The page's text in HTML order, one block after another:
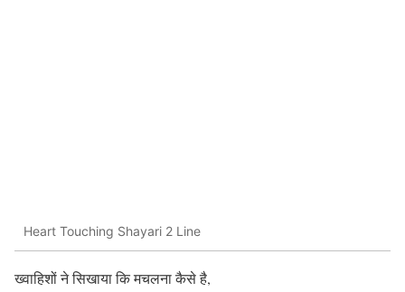
Heart Touching Shayari 2 Line
ख्वाहिशों ने सिखाया कि मचलना कैसे है,